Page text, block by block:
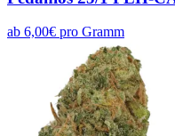
ab 6,00€ pro Gramm